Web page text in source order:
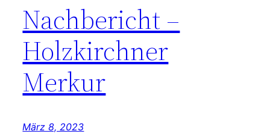
Nachbericht –
Holzkirchner
Merkur
März 8, 2023